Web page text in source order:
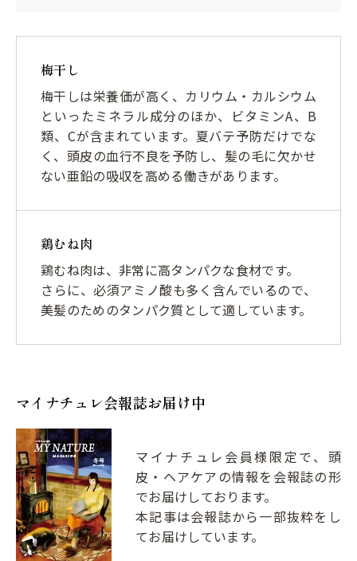
梅干し
梅干しは栄養価が高く、カリウム・カルシウム
といったミネラル成分のほか、ビタミンA、B
類、Cが含まれています。夏バテ予防だけでな
く、頭皮の血行不良を予防し、髪の毛に欠かせ
ない亜鉛の吸収を高める働きがあります。
鶏むね肉
鶏むね肉は、非常に高タンパクな食材です。
さらに、必須アミノ酸も多く含んでいるので、
美髪のためのタンパク質として適しています。
マイナチュレ会報誌お届け中
マイナチュレ会員様限定で、頭
皮・ヘアケアの情報を会報誌の形
でお届けしております。
本記事は会報誌から一部抜粋をし
てお届けしています。